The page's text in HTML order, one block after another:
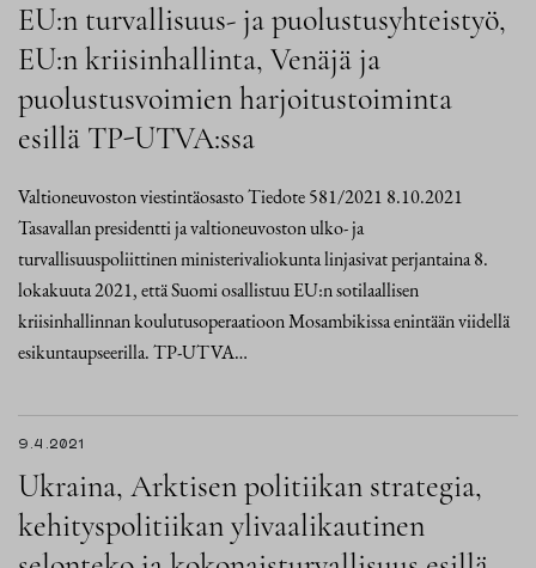
EU:n turvallisuus- ja puolustusyhteistyö,
EU:n kriisinhallinta, Venäjä ja
puolustusvoimien harjoitustoiminta
esillä TP-UTVA:ssa
Valtioneuvoston viestintäosasto Tiedote 581/2021 8.10.2021
Tasavallan presidentti ja valtioneuvoston ulko- ja
turvallisuuspoliittinen ministerivaliokunta linjasivat perjantaina 8.
lokakuuta 2021, että Suomi osallistuu EU:n sotilaallisen
kriisinhallinnan koulutusoperaatioon Mosambikissa enintään viidellä
esikuntaupseerilla. TP-UTVA…
9.4.2021
Ukraina, Arktisen politiikan strategia,
kehityspolitiikan ylivaalikautinen